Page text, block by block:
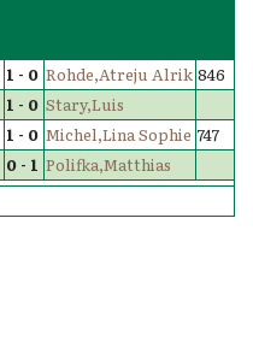
1 - 0 Rohde,Atreju Alrik 846
1 - 0 Stary,Luis
1 - 0 Michel,Lina Sophie 747
0 - 1 Polifka,Matthias